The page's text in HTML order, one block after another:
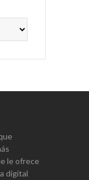
le ofrece
digital